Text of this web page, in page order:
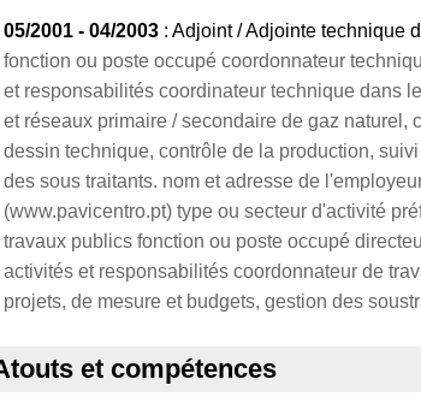
05/2001 - 04/2003 : Adjoint / Adjointe technique
fonction ou poste occupé coordonnateur
et responsabilités coordinateur technique dans
et réseaux primaire / secondaire de gaz naturel,
dessin technique, contrôle de la production,
des sous traitants. nom et adresse de
(www.pavicentro.pt) type ou secteur d'activité
travaux publics fonction ou poste occupé
activités et responsabilités coordonnateur de
projets, de mesure et budgets, gestion des
et compétences